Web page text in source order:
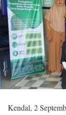
Kendal, 2